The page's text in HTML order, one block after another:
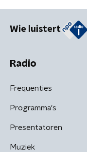
Wie luistert
Radio
Frequenties
Programma's
Presentatoren
Muziek